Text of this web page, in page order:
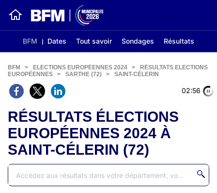
BFM Dates Tout savoir Sondages Résultats
02:56
BFM > ELECTIONS EUROPÉENNES 2024 >
RÉSULTATS ELECTIONS
EUROPÉENNES
> SARTHE (72) > SAINT-CÉLERIN
RÉSULTATS ÉLECTIONS
EUROPÉENNES 2024 À
SAINT-CÉLERIN (72)